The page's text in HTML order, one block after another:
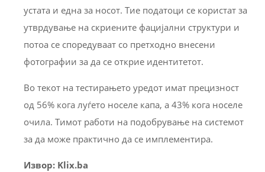
устата и една за носот. Тие податоци се користат за
утврдување на скриените фацијални структури и
потоа се споредуваат со претходно внесени
фотографии за да се открие идентитетот.
Во текот на тестирањето уредот имат прецизност
од 56% кога луѓето носеле капа, а 43% кога носеле
очила. Тимот работи на подобрување на системот
за да може практично да се имплементира.
Извор: Klix.ba